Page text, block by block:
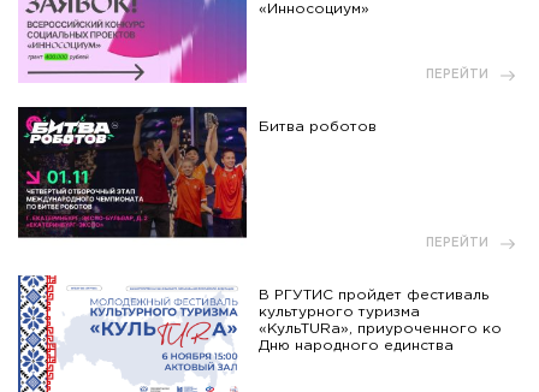
«Инносоциум»
ПЕРЕЙТИ
Битва роботов
ПЕРЕЙТИ
В РГУТИС пройдет фестиваль
культурного туризма
«КульTURа», приуроченного ко
Дню народного единства